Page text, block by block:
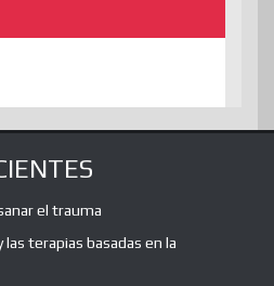
el trauma
terapias basadas en la